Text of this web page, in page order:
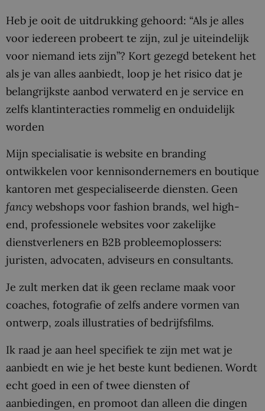
Heb je ooit de uitdrukking gehoord: “Als je alles
voor iedereen probeert te zijn, zul je uiteindelijk
voor niemand iets zijn”? Kort gezegd betekent het
als je van alles aanbiedt, loop je het risico dat je
belangrijkste aanbod verwaterd en je service en
zelfs klantinteracties rommelig en onduidelijk
worden
Mijn specialisatie is website en branding
ontwikkelen voor kennisondernemers en boutique
kantoren met gespecialiseerde diensten. Geen
fancy webshops voor fashion brands, wel high-
end, professionele websites voor zakelijke
dienstverleners en B2B probleemoplossers:
juristen, advocaten, adviseurs en consultants.
Je zult merken dat ik geen reclame maak voor
coaches, fotografie of zelfs andere vormen van
ontwerp, zoals illustraties of bedrijfsfilms.
Ik raad je aan heel specifiek te zijn met wat je
aanbiedt en wie je het beste kunt bedienen. Wordt
echt goed in een of twee diensten of
aanbiedingen, en promoot dan alleen die dingen